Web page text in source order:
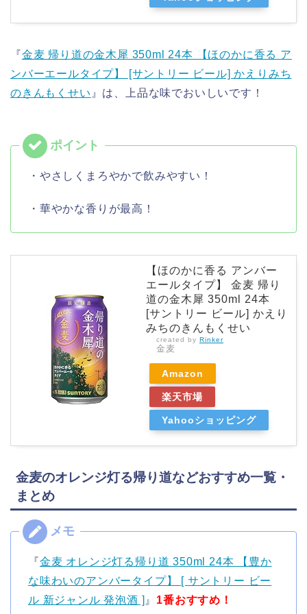
『金麦 帰り道の金木犀 350ml 24本 【ほのかに香る ア
ンバーエールタイプ】 [サントリー ビール] かえりみち
のきんもくせい 』は、上品な味でおいしいです！
・やさしくまろやかで飲みやすい！
・華やかな香りが最高！
【ほのかに香る アンバー
エールタイプ】 金麦 帰り
道の金木犀 350ml 24本
[サントリー ビール] かえり
みちのきんもくせい
created by Rinker
金麦
Amazon
楽天市場
Yahooショッピング
金麦のオレンジ灯る帰り道などおすすめ一覧・
まとめ
『金麦 オレンジ灯る帰り道 350ml 24本 【豊か
な味わいのアンバータイプ】 [ サントリー ビー
ル 新ジャンル 発泡酒 ] 』 1番おすすめ！